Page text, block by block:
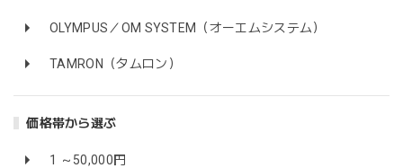
OLYMPUS／OM SYSTEM（オーエムシステム）
TAMRON（タムロン）
価格帯から選ぶ
1 ～50,000円